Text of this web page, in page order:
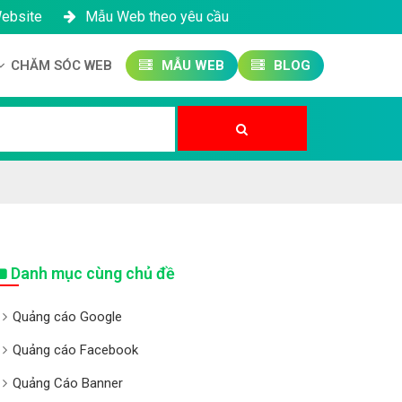
Mẫu Web theo yêu cầu
CHĂM SÓC WEB MẪU WEB BLOG
Danh mục cùng chủ đề
Quảng cáo Google
Quảng cáo Facebook
Quảng Cáo Banner